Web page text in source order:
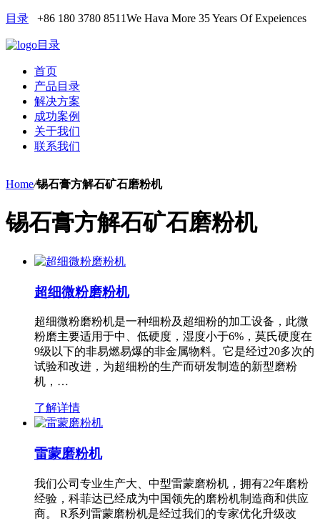
目录 +86 180 3780 8511We Hava More 35 Years Of Expeiences
目录
首页
产品目录
解决方案
成功案例
关于我们
联系我们
Home/锡石膏方解石矿石磨粉机
锡石膏方解石矿石磨粉机
超细微粉磨粉机
超细微粉磨粉机是一种细粉及超细粉的加工设备，此微
粉磨主要适用于中、低硬度，湿度小于6%，莫氏硬度在
9级以下的非易燃易爆的非金属物料。它是经过20多次的
试验和改进，为超细粉的生产而研发制造的新型磨粉
机，…
了解详情
雷蒙磨粉机
我们公司专业生产大、中型雷蒙磨粉机，拥有22年磨粉
经验，科菲达已经成为中国领先的磨粉机制造商和供应
商。 R系列雷蒙磨粉机是经过我们的专家优化升级改